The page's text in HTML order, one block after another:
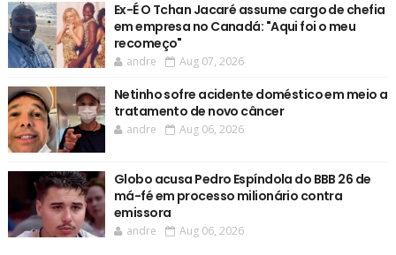
Ex-É O Tchan Jacaré assume cargo de chefia
em empresa no Canadá: "Aqui foi o meu
recomeço"
andre Aug 07, 2026
Netinho sofre acidente doméstico em meio a
tratamento de novo câncer
andre Aug 06, 2026
Globo acusa Pedro Espíndola do BBB 26 de
má-fé em processo milionário contra
emissora
andre Aug 06, 2026